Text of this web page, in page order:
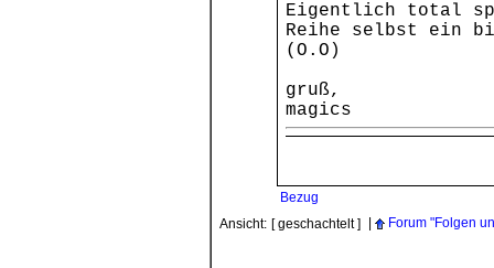
Eigentlich total
Reihe selbst ein
(O.O)
gruß,
magics
Bezug
Ansicht: [ geschachtelt ] Forum "Folgen